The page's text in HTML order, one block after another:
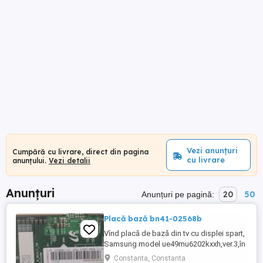
Cumpără cu livrare, direct din pagina
anunțului. Vezi detalii
Vezi anunțuri
cu livrare
Anunțuri Anunțuri pe pagină: 20 50
Placă bază bn41-02568b
Vînd placă de bază din tv cu displei spart,
Samsung model ue49mu6202kxxh,ver.3,în
perfectă stare de funcționare cu 250ron
Constanta, Constanta